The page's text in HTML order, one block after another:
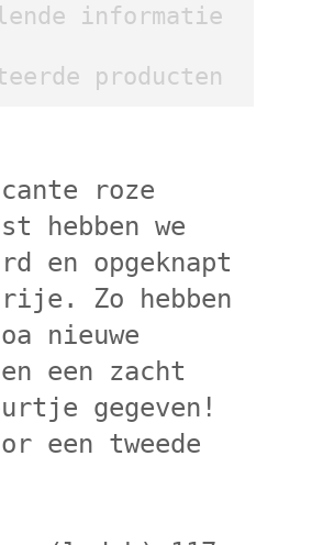
informatie
producten
roze
hebben we
en opgeknapt
Zo hebben
nieuwe
een zacht
gegeven!
een tweede